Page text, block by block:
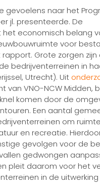
gevoelens naar het
jl. presenteerde. De
economisch belang
voor
Grote zorgen zijn
bedrijventerreinen in
Utrecht). Uit
van VNO-NCW Midden,
komen door de
Een aantal
om
en recreatie.
gevolgen voor de
gedwongen
pleit daarom voor het
in de